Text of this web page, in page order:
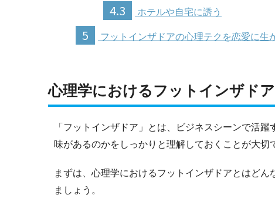
4.3 ホテルや自宅に誘う
5 フットインザドアの心理テクを恋愛に生
心理学におけるフットインザド
「フットインザドア」とは、ビジネスシーンで活
味があるのかをしっかりと理解しておくことが大切
まずは、心理学におけるフットインザドアとはど
ましょう。